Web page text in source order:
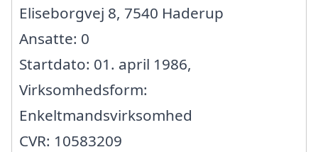
Eliseborgvej 8, 7540 Haderup
Ansatte: 0
Startdato: 01. april 1986,
Virksomhedsform:
Enkeltmandsvirksomhed
CVR: 10583209